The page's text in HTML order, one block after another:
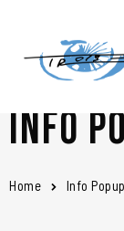
HOME
INFO
Home Info